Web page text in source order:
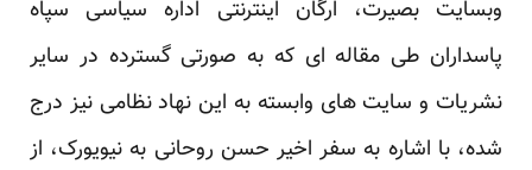
وبسایت بصیرت، ارگان اینترنتی اداره سیاسی سپاه
پاسداران طی مقاله ای که به صورتی گسترده در سایر
نشریات و سایت های وابسته به این نهاد نظامی نیز درج
شده، با اشاره به سفر اخیر حسن روحانی به نیویورک، از